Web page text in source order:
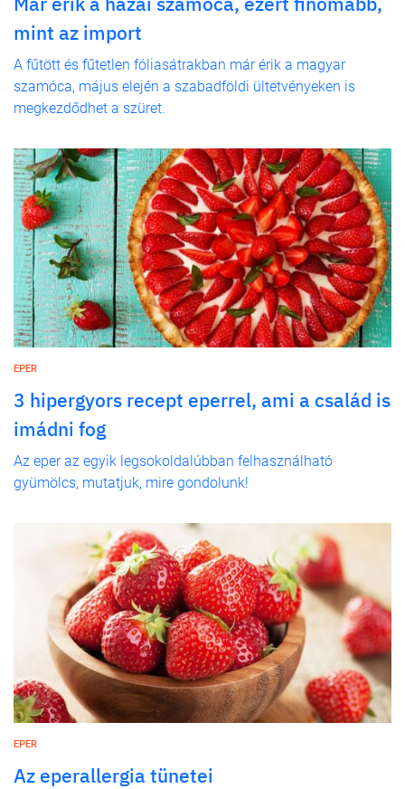
mint az import
A fűtött és fűtetlen fóliasátrakban már érik a magyar
szamóca, május elején a szabadföldi ültetvényeken is
megkezdődhet a szüret.
EPER
3 hipergyors recept eperrel, ami a család is
imádni fog
Az eper az egyik legsokoldalúbban felhasználható
gyümölcs, mutatjuk, mire gondolunk!
EPER
Az eperallergia tünetei